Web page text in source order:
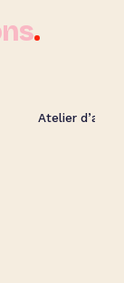
.
Atelier